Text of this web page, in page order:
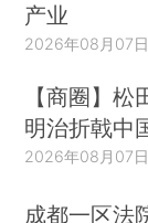
产业
2026年08月07日
【商圈】
明治折戟中
2026年08月07日
成都一区法